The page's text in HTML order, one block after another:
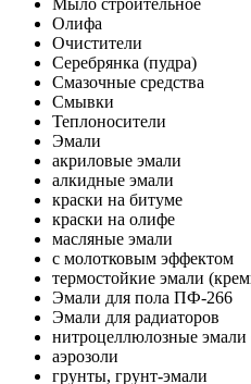
Мыло строительное
Олифа
Очистители
Серебрянка (пудра)
Смазочные средства
Смывки
Теплоносители
Эмали
акриловые эмали
алкидные эмали
краски на битуме
краски на олифе
масляные эмали
с молотковым эффектом
термостойкие эмали
Эмали для пола ПФ-266
Эмали для радиаторов
нитроцеллюлозные
аэрозоли
грунты, грунт-эмали